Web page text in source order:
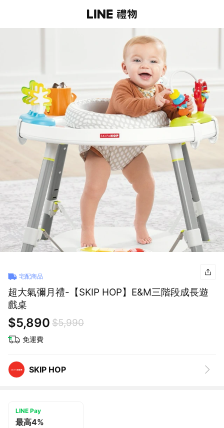
宅配商品
超大氣彌月禮-【SKIP HOP】E&M三階段成長遊
戲桌
$5,890 $5,990
免運費
SKIP HOP
LINE Pay
最高4%